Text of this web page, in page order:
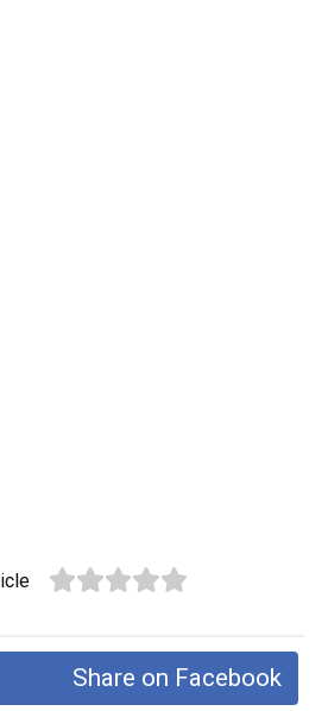
Share on Facebook